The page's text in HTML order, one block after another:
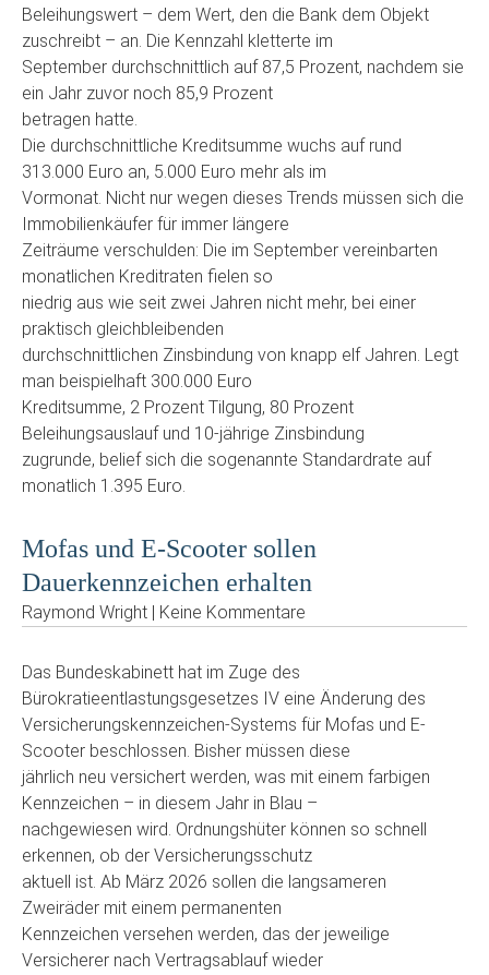
Beleihungswert – dem Wert, den die Bank dem Objekt
zuschreibt – an. Die Kennzahl kletterte im
September durchschnittlich auf 87,5 Prozent, nachdem sie
ein Jahr zuvor noch 85,9 Prozent
betragen hatte.
Die durchschnittliche Kreditsumme wuchs auf rund
313.000 Euro an, 5.000 Euro mehr als im
Vormonat. Nicht nur wegen dieses Trends müssen sich die
Immobilienkäufer für immer längere
Zeiträume verschulden: Die im September vereinbarten
monatlichen Kreditraten fielen so
niedrig aus wie seit zwei Jahren nicht mehr, bei einer
praktisch gleichbleibenden
durchschnittlichen Zinsbindung von knapp elf Jahren. Legt
man beispielhaft 300.000 Euro
Kreditsumme, 2 Prozent Tilgung, 80 Prozent
Beleihungsauslauf und 10-jährige Zinsbindung
zugrunde, belief sich die sogenannte Standardrate auf
monatlich 1.395 Euro.
Mofas und E-Scooter sollen
Dauerkennzeichen erhalten
Raymond Wright | Keine Kommentare
Das Bundeskabinett hat im Zuge des
Bürokratieentlastungsgesetzes IV eine Änderung des
Versicherungskennzeichen-Systems für Mofas und E-
Scooter beschlossen. Bisher müssen diese
jährlich neu versichert werden, was mit einem farbigen
Kennzeichen – in diesem Jahr in Blau –
nachgewiesen wird. Ordnungshüter können so schnell
erkennen, ob der Versicherungsschutz
aktuell ist. Ab März 2026 sollen die langsameren
Zweiräder mit einem permanenten
Kennzeichen versehen werden, das der jeweilige
Versicherer nach Vertragsablauf wieder